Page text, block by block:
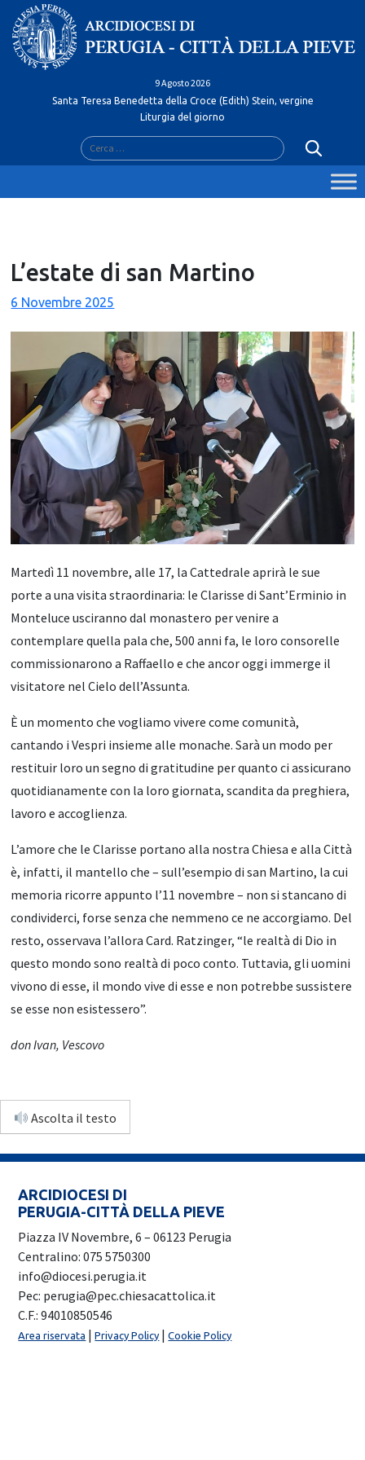
Skip
content
9 Agosto 2026
Santa Teresa Benedetta della Croce (Edith) Stein, vergine
Liturgia del giorno
Ricerca
per:
L’estate di san Martino
6 Novembre 2025
Martedì 11 novembre, alle 17, la Cattedrale aprirà le sue
porte a una visita straordinaria: le Clarisse di Sant’Erminio in
Monteluce usciranno dal monastero per venire a
contemplare quella pala che, 500 anni fa, le loro consorelle
commissionarono a Raffaello e che ancor oggi immerge il
visitatore nel Cielo dell’Assunta.
È un momento che vogliamo vivere come comunità,
cantando i Vespri insieme alle monache. Sarà un modo per
restituir loro un segno di gratitudine per quanto ci assicurano
quotidianamente con la loro giornata, scandita da preghiera,
lavoro e accoglienza.
L’amore che le Clarisse portano alla nostra Chiesa e alla Città
è, infatti, il mantello che – sull’esempio di san Martino, la cui
memoria ricorre appunto l’11 novembre – non si stancano di
condividerci, forse senza che nemmeno ce ne accorgiamo. Del
resto, osservava l’allora Card. Ratzinger, “le realtà di Dio in
questo mondo sono realtà di poco conto. Tuttavia, gli uomini
vivono di esse, il mondo vive di esse e non potrebbe sussistere
se esse non esistessero”.
don Ivan, Vescovo
Ascolta il testo
ARCIDIOCESI DI
PERUGIA-CITTÀ DELLA PIEVE
Piazza IV Novembre, 6 – 06123 Perugia
Centralino: 075 5750300
info@diocesi.perugia.it
Pec: perugia@pec.chiesacattolica.it
C.F.: 94010850546
Area riservata |Privacy Policy |Cookie Policy